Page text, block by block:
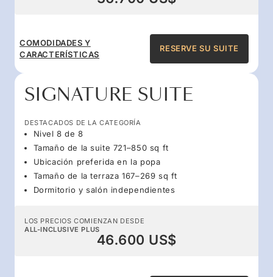
COMODIDADES Y
CARACTERÍSTICAS
RESERVE SU SUITE
SIGNATURE SUITE
DESTACADOS DE LA CATEGORÍA
Nivel 8 de 8
Tamaño de la suite 721–850 sq ft
Ubicación preferida en la popa
Tamaño de la terraza 167–269 sq ft
Dormitorio y salón independientes
LOS PRECIOS COMIENZAN DESDE
ALL-INCLUSIVE PLUS
46.600 US$